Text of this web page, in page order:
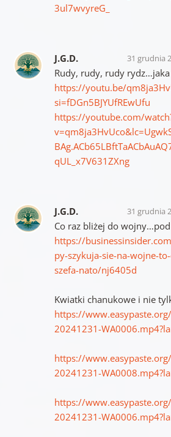
3ul7wvyreG_
J.G.D. 31 grudnia
Rudy, rudy, rudy
https://youtu.be/
si=fDGn5BJYUfREwUfu
https://youtube.com/
qUL_x7V631ZXng
J.G.D. 31 grudnia
Co raz bliżej do
https://
py-szykuja-sie-na-wojne-
szefa-nato/nj6405d
Kwiatki chanukowe i nie
https://
20241231-
https://
20241231-
https://
20241231-